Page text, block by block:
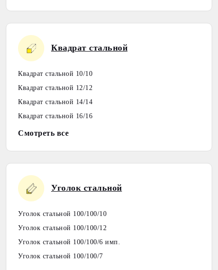
Квадрат стальной
Квадрат стальной 10/10
Квадрат стальной 12/12
Квадрат стальной 14/14
Квадрат стальной 16/16
Смотреть все
Уголок стальной
Уголок стальной 100/100/10
Уголок стальной 100/100/12
Уголок стальной 100/100/6 имп.
Уголок стальной 100/100/7